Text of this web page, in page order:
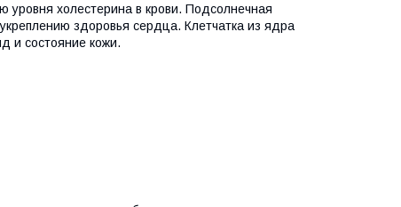
холестерина в крови. Подсолнечная
здоровья сердца. Клетчатка из ядра
и состояние кожи.